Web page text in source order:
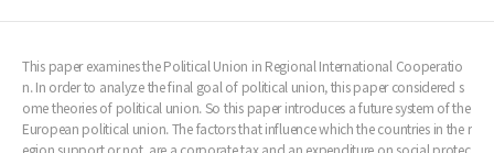
This paper examines the Political Union in Regional International Cooperatio
n. In order to analyze the final goal of political union, this paper considered s
ome theories of political union. So this paper introduces a future system of the
European political union. The factors that influence which the countries in the r